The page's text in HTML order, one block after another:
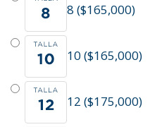
8 ($165,000)
10 ($165,000)
12 ($175,000)